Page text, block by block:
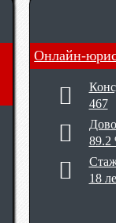
Онлайн-
467
89.2
18